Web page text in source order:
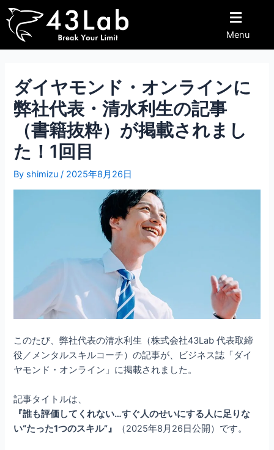
内
容
ス
Menu
ダイヤモンド・オンラインに
弊社代表・清水利生の記事
（書籍抜粋）が掲載されまし
た！1回目
By shimizu/ 2025年8月26日
このたび、弊社代表の清水利生（株式会社43Lab 代表取締
役／メンタルスキルコーチ）の記事が、ビジネス誌「ダイ
ヤモンド・オンライン」に掲載されました。
記事タイトルは、
『誰も評価してくれない…すぐ人のせいにする人に足りな
い“たった1つのスキル”』
（2025年8月26日公開）です。
Post
navigation